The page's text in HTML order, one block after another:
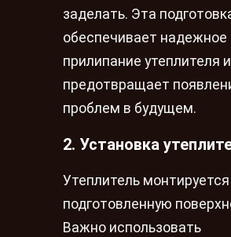
заделать. Эта
обеспечивает надежное
прилипание утеплителя и
предотвращает
проблем в будущем.
2. Установка
Утеплитель
подготовленную
Важно использовать